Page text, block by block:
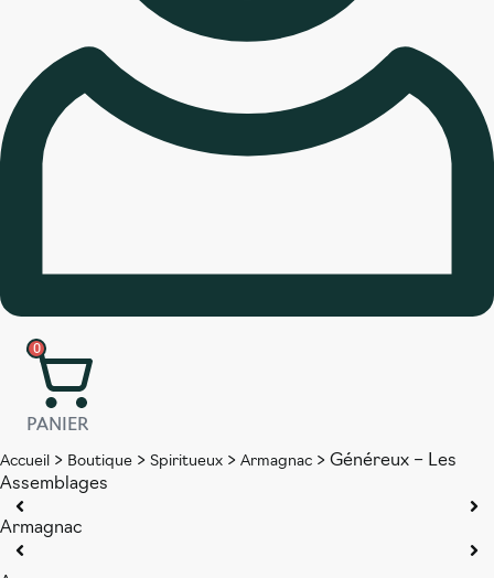
0
PANIER
Accueil > Boutique > Spiritueux > Armagnac > Généreux – Les
Assemblages
Armagnac